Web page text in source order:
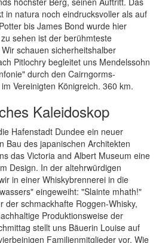
in natura noch eindrucksvoller als auf
bis James Bond wurde hier
sehen ist der berühmteste
schauen sicherheitshalber
Pitlochry begleitet uns Mendelssohn
durch den Cairngorms-
Vereinigten Königreich. 360 km.
Kaleidoskop
Hafenstadt Dundee ein neuer
Bau des japanischen Architekten
das Victoria and Albert Museum eine
Design. In der altehrwürdigen
in einer Whiskybrennerei in die
eingeweiht: "Slainte mhath!"
der schmackhafte Roggen-Whisky,
Produktionsweise der
stellt uns Bäuerin Louise auf
Familienmitglieder vor. Wie